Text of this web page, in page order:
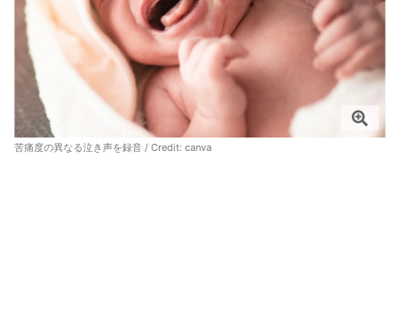
苦痛度の異なる泣き声を録音 / Credit: canva